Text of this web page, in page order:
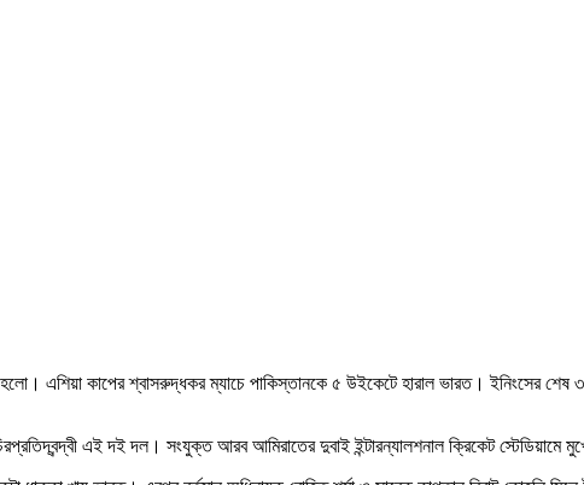
এশিয়া কাপের শ্বাসরুদ্ধকর ম্যাচে পাকিস্তানকে ৫ উইকেটে হারাল ভারত। ইনিংসের শেষ ৩
এই দই দল। সংযুক্ত আরব আমিরাতের দুবাই ইন্টারন্যালশনাল ক্রিকেট স্টেডিয়ামে